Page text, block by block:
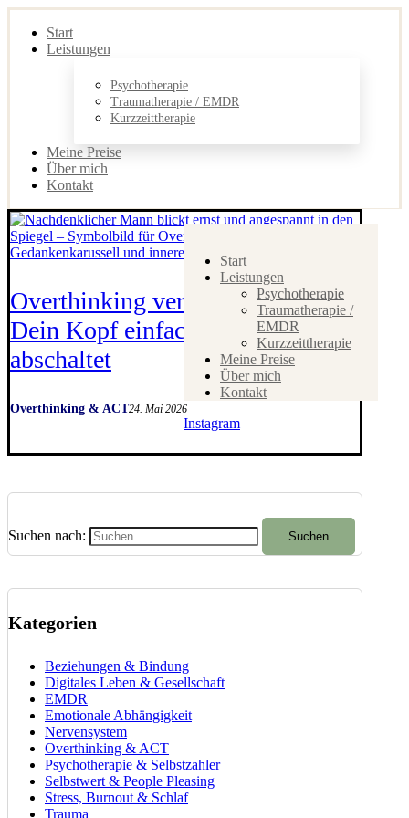
Start
Leistungen
Psychotherapie
Traumatherapie / EMDR
Kurzzeittherapie
Meine Preise
Über mich
Kontakt
Start
Leistungen
Psychotherapie
Traumatherapie /
EMDR
Kurzzeittherapie
Meine Preise
Über mich
Kontakt
Instagram
Overthinking verstehen: Warum
Dein Kopf einfach nicht
abschaltet
Overthinking & ACT24. Mai 2026
Suchen nach:
Kategorien
Beziehungen & Bindung
Digitales Leben & Gesellschaft
EMDR
Emotionale Abhängigkeit
Nervensystem
Overthinking & ACT
Psychotherapie & Selbstzahler
Selbstwert & People Pleasing
Stress, Burnout & Schlaf
Trauma